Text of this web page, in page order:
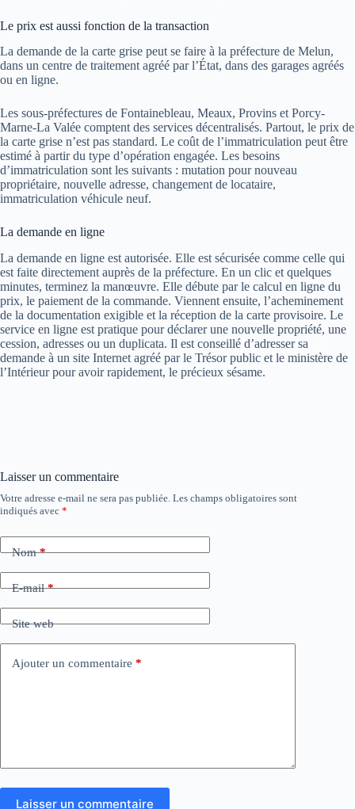
Le prix est aussi fonction de la transaction
La demande de la carte grise peut se faire à la préfecture de Melun,
dans un centre de traitement agréé par l’État, dans des garages agréés
ou en ligne.
Les sous-préfectures de Fontainebleau, Meaux, Provins et Porcy-
Marne-La Valée comptent des services décentralisés. Partout, le prix de
la carte grise n’est pas standard. Le coût de l’immatriculation peut être
estimé à partir du type d’opération engagée. Les besoins
d’immatriculation sont les suivants : mutation pour nouveau
propriétaire, nouvelle adresse, changement de locataire,
immatriculation véhicule neuf.
La demande en ligne
La demande en ligne est autorisée. Elle est sécurisée comme celle qui
est faite directement auprès de la préfecture. En un clic et quelques
minutes, terminez la manœuvre. Elle débute par le calcul en ligne du
prix, le paiement de la commande. Viennent ensuite, l’acheminement
de la documentation exigible et la réception de la carte provisoire. Le
service en ligne est pratique pour déclarer une nouvelle propriété, une
cession, adresses ou un duplicata. Il est conseillé d’adresser sa
demande à un site Internet agréé par le Trésor public et le ministère de
l’Intérieur pour avoir rapidement, le précieux sésame.
Laisser un commentaire
Votre adresse e-mail ne sera pas publiée. Les champs obligatoires sont
indiqués avec *
Nom*
E-mail*
Site web
Ajouter un commentaire *
Laisser un commentaire